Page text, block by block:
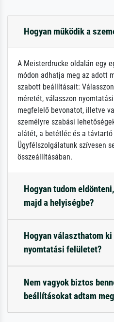
Hogyan működik a
A Meisterdrucke oldalán egy
módon adhatja meg az adott
szabott beállításait:
méretét, válasszon
megfelelő bevonatot, illetve
személyre szabási
alátét, a betétléc és a
Ügyfélszolgálatunk szívesen
összeállításában.
Hogyan tudom
majd a helyiségbe?
Hogyan választhatom
nyomtatási felületet?
Nem vagyok biztos
beállításokat adtam